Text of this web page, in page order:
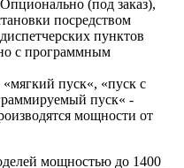
(под заказ),
посредством
пунктов
с программным
пуск«, «пуск с
пуск« -
мощности от
мощностью до 1400